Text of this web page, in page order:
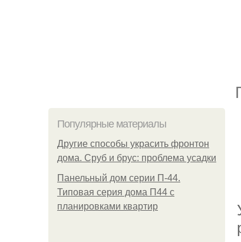
Популярные материалы
Другие способы украсить фронтон
дома. Сруб и брус: проблема усадки
Панельный дом серии П-44.
Типовая серия дома П44 с
планировками квартир